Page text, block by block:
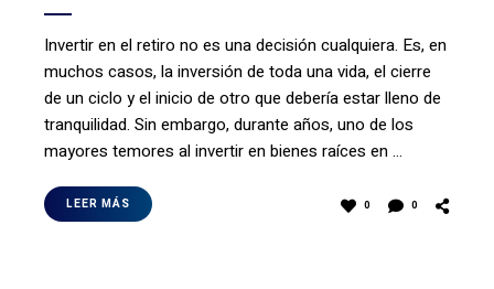
Invertir en el retiro no es una decisión cualquiera. Es, en
muchos casos, la inversión de toda una vida, el cierre
de un ciclo y el inicio de otro que debería estar lleno de
tranquilidad. Sin embargo, durante años, uno de los
mayores temores al invertir en bienes raíces en …
LEER MÁS 0 0